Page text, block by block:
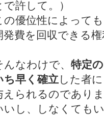
で許して。）
の優位性によって
発費を回収できる
んなわけで、 特定
ち早く確立 した者に
えられるのであり
いし、しなくても